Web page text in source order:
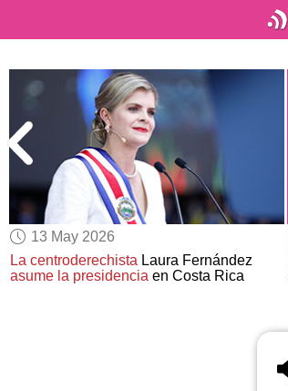
13 May 2026
La centroderechista Laura Fernández
asume la presidencia en Costa Rica